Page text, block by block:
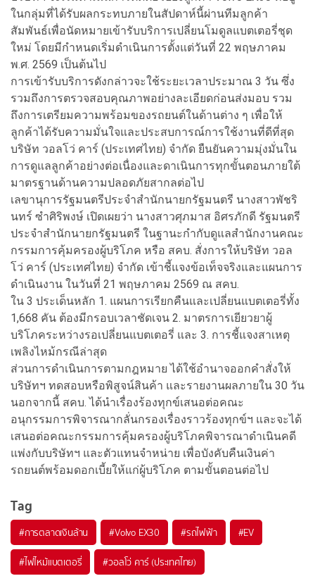
ในกลุ่มที่ได้รับผลกระทบภายในสัปดาห์นี้ผ่านทีมลูกค้า
สัมพันธ์เพื่อนัดหมายเข้ารับบริการเปลี่ยนโมดูลแบตเตอรี่ชุด
ใหม่ โดยมีกำหนดเริ่มดำเนินการตั้งแต่วันที่ 22 พฤษภาคม
พ.ศ. 2569 เป็นต้นไป
การเข้ารับบริการดังกล่าวจะใช้ระยะเวลาประมาณ 3 วัน ซึ่ง
รวมถึงการตรวจสอบคุณภาพอย่างละเอียดก่อนส่งมอบ รวม
ถึงการเตรียมความพร้อมของรถยนต์ในด้านต่าง ๆ เพื่อให้
ลูกค้าได้รับความมั่นใจและประสบการณ์การใช้งานที่ดีที่สุด
บริษัท วอลโว่ คาร์ (ประเทศไทย) จำกัด ยืนยันความมุ่งมั่นใน
การดูแลลูกค้าอย่างต่อเนื่องและดาเนินการทุกขั้นตอนภายใต้
มาตรฐานด้านความปลอดภัยสากลต่อไป
เลขานุการรัฐมนตรีประจำสำนักนายกรัฐมนตรี นางสาวพัชริ
นทร์ ซำศิริพงษ์ เปิดเผยว่า นางสาวศุภมาส อิศรภักดี รัฐมนตรี
ประจำสำนักนายกรัฐมนตรี ในฐานะกำกับดูแลสำนักงานคณะ
กรรมการคุ้มครองผู้บริโภค หรือ สคบ. สั่งการให้บริษัท วอล
โว่ คาร์ (ประเทศไทย) จำกัด เข้าชี้แจงข้อเท็จจริงและแผนการ
ดำเนินงาน ในวันที่ 21 พฤษภาคม 2569 ณ สคบ.
ใน 3 ประเด็นหลัก 1. แผนการเรียกคืนและเปลี่ยนแบตเตอรี่ทั้ง
1,668 คัน ต้องมีกรอบเวลาชัดเจน 2. มาตรการเยียวยาผู้
บริโภคระหว่างรอเปลี่ยนแบตเตอรี่ และ 3. การชี้แจงสาเหตุ
เพลิงไหม้กรณีล่าสุด
ส่วนการดำเนินการตามกฎหมาย ได้ใช้อำนาจออกคำสั่งให้
บริษัทฯ ทดสอบหรือพิสูจน์สินค้า และรายงานผลภายใน 30 วัน
นอกจากนี้ สคบ. ได้นำเรื่องร้องทุกข์เสนอต่อคณะ
อนุกรรมการพิจารณากลั่นกรองเรื่องราวร้องทุกข์ฯ และจะได้
เสนอต่อคณะกรรมการคุ้มครองผู้บริโภคพิจารณาดำเนินคดี
แพ่งกับบริษัทฯ และตัวแทนจำหน่าย เพื่อบังคับคืนเงินค่า
รถยนต์พร้อมดอกเบี้ยให้แก่ผู้บริโภค ตามขั้นตอนต่อไป
Tag
#การตลาดเงินล้าน #Volvo EX30 #รถไฟฟ้า #EV
#ไฟไหม้แบตเตอรี่ #วอลโว่ คาร์ (ประเทศไทย)